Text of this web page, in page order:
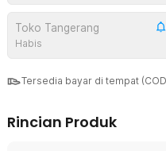
Toko Tangerang
Habis
Tersedia bayar di tempat
Rincian Produk